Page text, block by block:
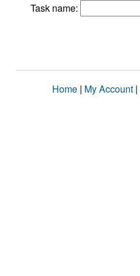
Task name:
Home | My Account |